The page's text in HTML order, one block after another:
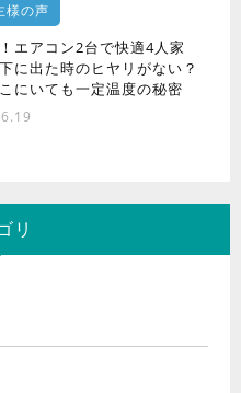
様の声
！エアコン2台で快適4人家
に出た時のヒヤリがない？
にいても一定温度の秘密
リ